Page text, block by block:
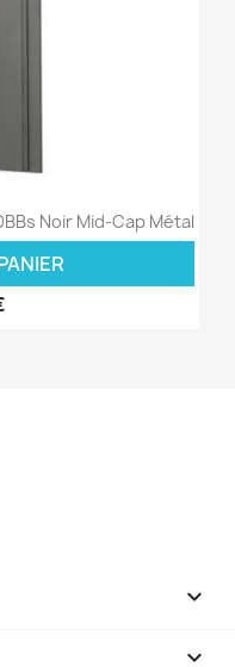
Noir Mid-Cap Métal

